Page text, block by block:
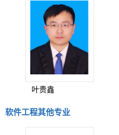
叶贵鑫
软件工程其他专业